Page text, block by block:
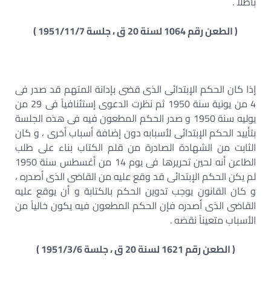
( الطعن رقم 1064 لسنة 20 ق ، جلسة 1951/11/7 )
إذا كان الحكم الإبتدائى الذى قضى بإدانة المتهم قد صدر فى
4 من يونية سنة 1950 ثم نظرت الدعوى إستئنافياً فى 29 من
يوليه سنة 1950 و صدر الحكم المطعون فيه فى هذه الجلسة
بتأييد الحكم الإبتدائى لأسبابه دون إضافة أسباب أخرى ، و كان
الثابت من الشهادة الصادرة من قلم الكتاب بناء على طلب
الطاعن أنه لحين تحريرها فى يوم 14 من أغسطس سنة 1950
لم يكن الحكم الإبتدائى قد وقع عليه من القاضى الذى أصدره ،
و كان القانون يوجب تدوين الحكم بالكتابة و أن يوقع عليه
القاضى الذى أصدره فإن الحكم المطعون فيه يكون خالياً من
الأسباب متعيناً نقضه .
( الطعن رقم 1621 لسنة 20 ق ، جلسة 1951/3/6 )